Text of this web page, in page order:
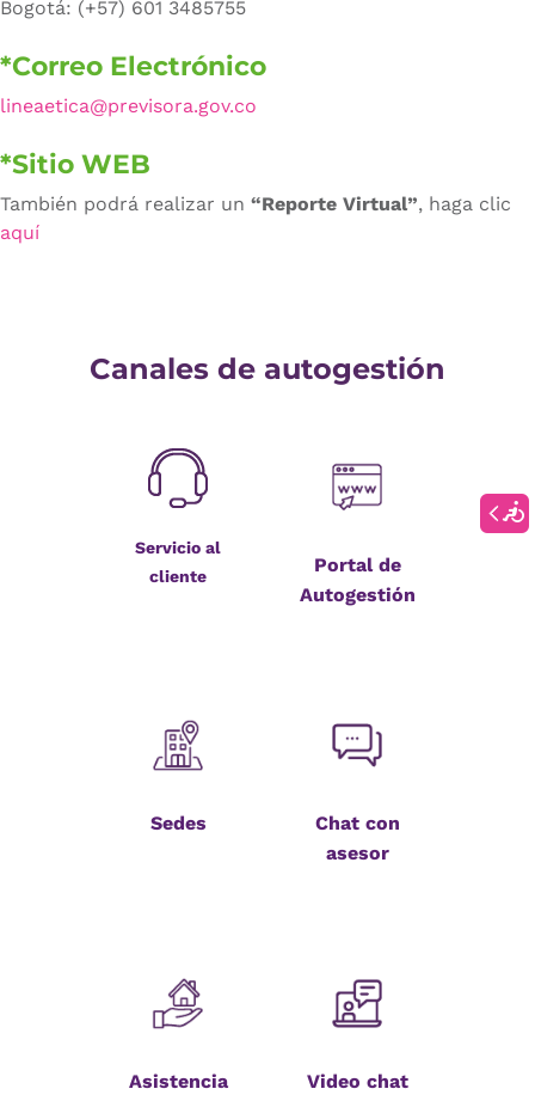
Bogotá: (+57) 601 3485755
*Correo Electrónico
lineaetica@previsora.gov.co
*Sitio WEB
También podrá realizar un “Reporte Virtual”, haga clic
aquí
Canales de autogestión
Servicio al
cliente
Portal de
Autogestión
Sedes
Chat con
asesor
Asistencia Video chat